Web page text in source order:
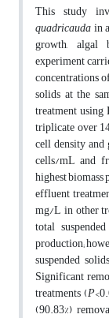
This study
quadricaudain
growth, algal
experiment
concentrations
solids at the
treatment
triplicate over
cell density
cells/mL and
highest biomass
effluent
mg/L in other
total
production;
suspended
Significant
treatments (P
(90.83%)